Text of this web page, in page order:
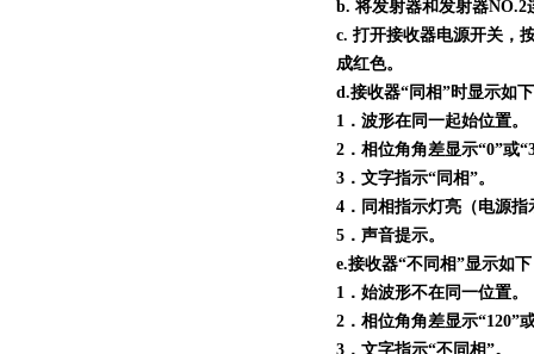
b. 将发射器和发射器
c. 打开接收器电源开关，
成红色。
d.接收器“同相”时显示如
1．波形在同一起始位置。
2．相位角角差显示“0”或
3．文字指示“同相”。
4．同相指示灯亮（电源
5．声音提示。
e.接收器“不同相”显示如
1．始波形不在同一位置。
2．相位角角差显示“120”
3．文字指示“不同相”。